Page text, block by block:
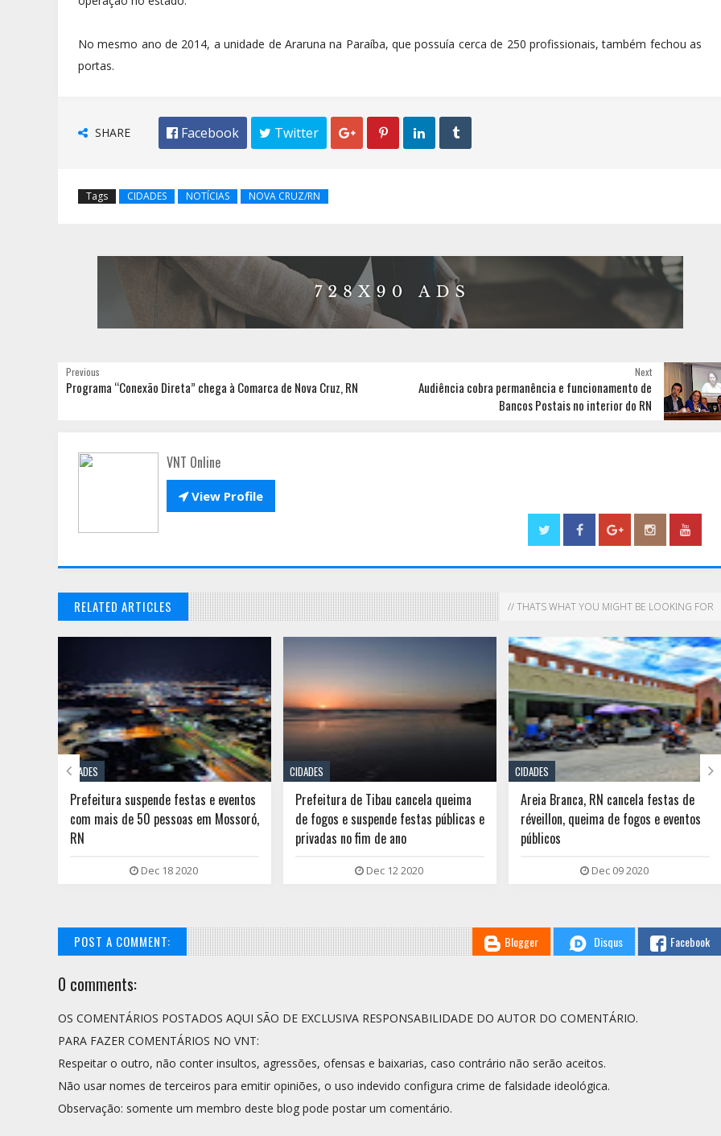
No mesmo ano de 2014, a unidade de Araruna na Paraíba, que possuía cerca de 250 profissionais, também fechou as
portas.
SHARE  Facebook  Twitter    
Tags CIDADES NOTÍCIAS NOVA CRUZ/RN
Next
Audiência cobra permanência e funcionamento de
Bancos Postais no interior do RN
Previous
Programa “Conexão Direta” chega à Comarca de Nova Cruz, RN
VNT Online
View Profile
RELATED ARTICLES // THATS WHAT YOU MIGHT BE LOOKING FOR
CIDADES
Prefeitura de Tibau cancela queima
de fogos e suspende festas públicas e
privadas no fim de ano
Dec 12 2020
CIDADES
Areia Branca, RN cancela festas de
réveillon, queima de fogos e eventos
públicos
Dec 09 2020
CIDADES
MPRN recomenda que São Miguel do
Gostoso, Touros e Rio do Fogo
suspendam festas de fim de ano com
 
POST A COMMENT: Blogger Disqus Facebook
0 comments:
OS COMENTÁRIOS POSTADOS AQUI SÃO DE EXCLUSIVA RESPONSABILIDADE DO AUTOR DO COMENTÁRIO.
PARA FAZER COMENTÁRIOS NO VNT:
Respeitar o outro, não conter insultos, agressões, ofensas e baixarias, caso contrário não serão aceitos.
Não usar nomes de terceiros para emitir opiniões, o uso indevido configura crime de falsidade ideológica.
Observação: somente um membro deste blog pode postar um comentário.